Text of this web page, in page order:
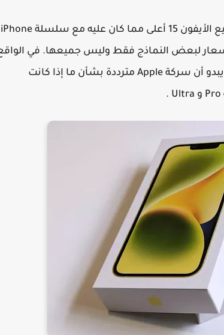
، قد يكون متوسط سعر البيع الأيفون 15 أعلى مما كان عليه مع سلسلة iPhone
لبعض النماذج فقط وليس جميعها. في
إلى أن هذا هو الحال ، حيث يبدو أن سركة Apple مترددة بشأن ما إذا كانت